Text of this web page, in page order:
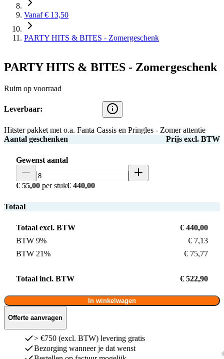
Vanaf € 13,50
PARTY HITS & BITES - Zomergeschenk
PARTY HITS & BITES - Zomergeschenk
Ruim op voorraad
Leverbaar:
Hitster pakket met o.a. Fanta Cassis en Pringles - Zomer attentie
Aantal geschenken
Prijs excl. BTW
Gewenst aantal
€ 55,00 per stuk€ 440,00
Totaal
Totaal excl. BTW
€ 440,00
BTW 9%
€ 7,13
BTW 21%
€ 75,77
Totaal incl. BTW € 522,90
In winkelwagen
Offerte aanvragen
> €750 (excl. BTW) levering gratis
Bezorging wanneer je dat wenst